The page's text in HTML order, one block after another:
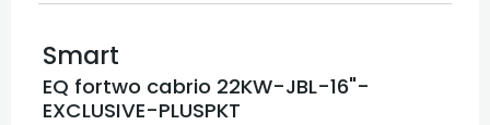
Smart
EQ fortwo cabrio 22KW-JBL-16"-
EXCLUSIVE-PLUSPKT